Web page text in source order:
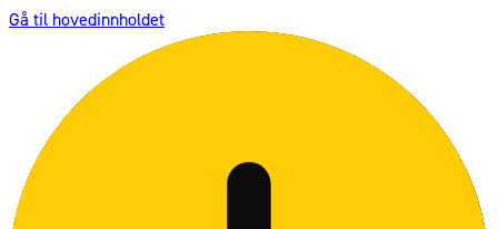
Gå til hovedinnholdet